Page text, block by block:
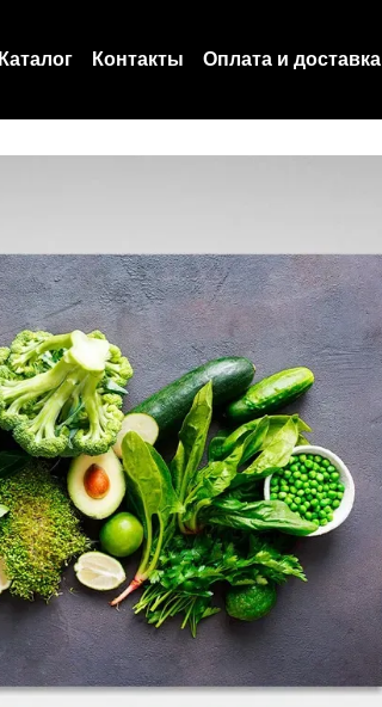
Каталог Контакты Оплата и доставка